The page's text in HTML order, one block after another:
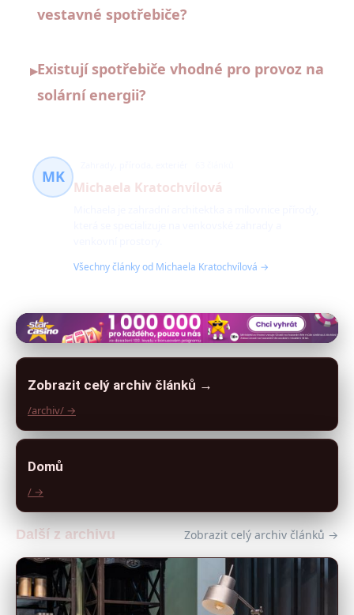
vestavné spotřebiče?
▸Existují spotřebiče vhodné pro provoz na
solární energii?
MK
Michaela Kratochvílová
Všechny články od Michaela Kratochvílová →
Zobrazit celý archiv článků →
/archiv/ →
Domů
/ →
Další z archivu Zobrazit celý archiv článků →